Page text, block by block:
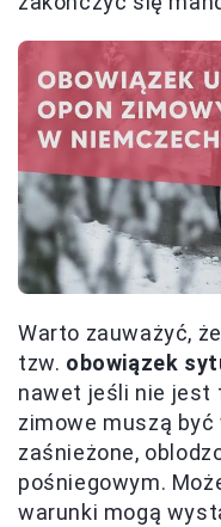
Warto zauważyć,
tzw. obowiązek
nawet jeśli nie jest
zimowe muszą być
zaśnieżone,
pośniegowym.
warunki mogą